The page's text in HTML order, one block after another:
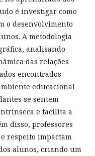
é investigar como
o desenvolvimento
A metodologia
analisando
das relações
encontrados
educacional
se sentem
e facilita a
disso, professores
respeito impactam
alunos, criando um